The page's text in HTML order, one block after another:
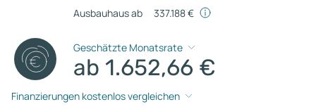
Ausbauhaus ab 337.188 €
Geschätzte Monatsrate
ab 1.652,66 €
Finanzierungen kostenlos vergleichen